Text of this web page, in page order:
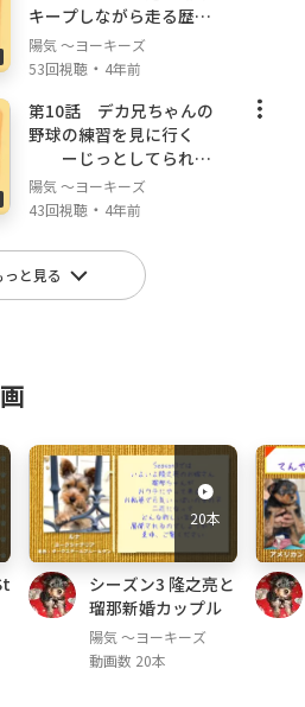
キープしながら走る歴史
街道ー
陽気 ～ヨーキーズ
53回視聴 ・ 4年前
第10話 デカ兄ちゃんの
野球の練習を見に行く
ーじっとしてられる
ようになるー
陽気 ～ヨーキーズ
43回視聴 ・ 4年前
っと見る
20本
シーズン3 隆之亮と
瑠那新婚カップル
陽気 ～ヨーキーズ
動画数 20本